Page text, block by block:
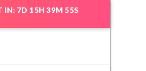
IN: 7D 15H 39M 55S